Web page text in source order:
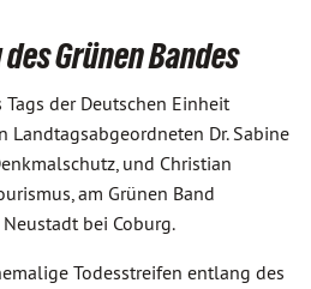
Grünen Bandes
der Deutschen Einheit
Landtagsabgeordneten Dr. Sabine
und Christian
am Grünen Band
bei Coburg.
Todesstreifen entlang des